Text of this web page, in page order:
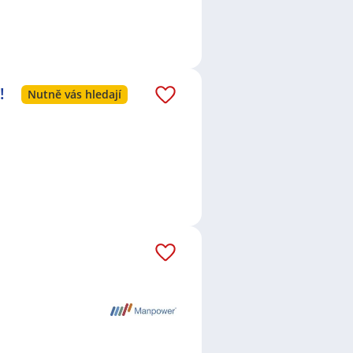
Nutně vás hledají